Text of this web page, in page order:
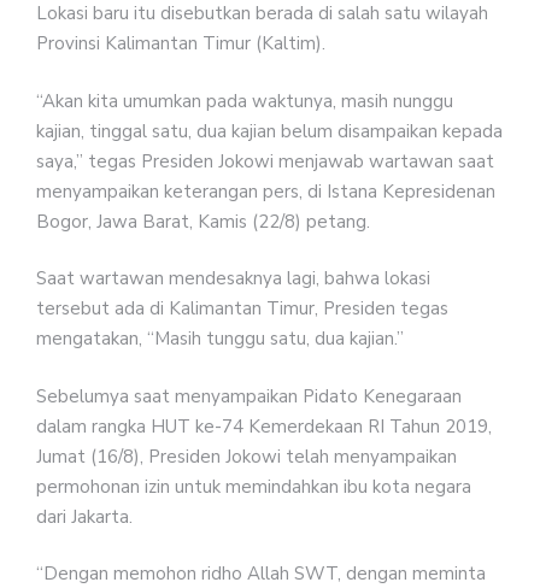
Lokasi baru itu disebutkan berada di salah satu wilayah
Provinsi Kalimantan Timur (Kaltim).
“Akan kita umumkan pada waktunya, masih nunggu
kajian, tinggal satu, dua kajian belum disampaikan kepada
saya,” tegas Presiden Jokowi menjawab wartawan saat
menyampaikan keterangan pers, di Istana Kepresidenan
Bogor, Jawa Barat, Kamis (22/8) petang.
Saat wartawan mendesaknya lagi, bahwa lokasi
tersebut ada di Kalimantan Timur, Presiden tegas
mengatakan, “Masih tunggu satu, dua kajian.”
Sebelumya saat menyampaikan Pidato Kenegaraan
dalam rangka HUT ke-74 Kemerdekaan RI Tahun 2019,
Jumat (16/8), Presiden Jokowi telah menyampaikan
permohonan izin untuk memindahkan ibu kota negara
dari Jakarta.
“Dengan memohon ridho Allah SWT, dengan meminta